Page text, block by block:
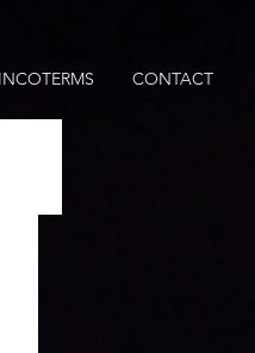
INCOTERMS CONTACT